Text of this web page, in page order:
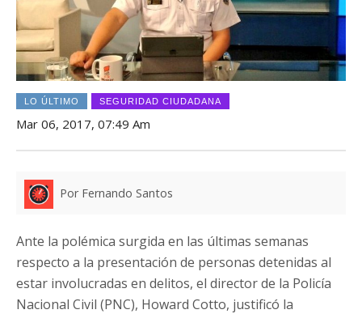
LO ÚLTIMO SEGURIDAD CIUDADANA
Mar 06, 2017, 07:49 Am
Por Fernando Santos
Ante la polémica surgida en las últimas semanas
respecto a la presentación de personas detenidas al
estar involucradas en delitos, el director de la Policía
Nacional Civil (PNC), Howard Cotto, justificó la